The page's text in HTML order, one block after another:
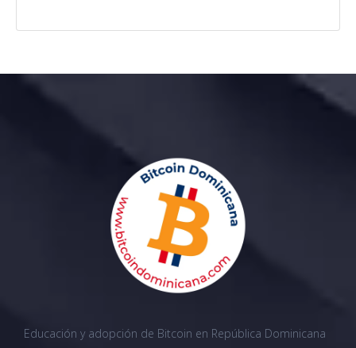
Educación y adopción de Bitcoin en República Dominicana